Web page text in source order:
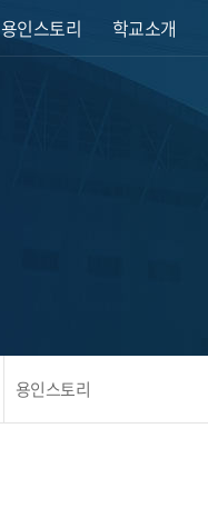
용인스토리 학교소개
용인스토리